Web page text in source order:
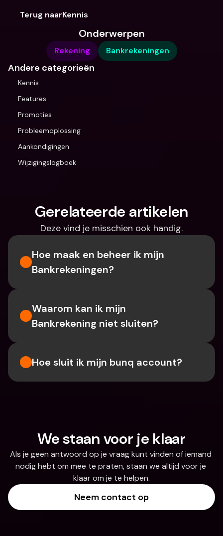
Terug naarKennis
Onderwerpen
Rekening Bankrekeningen
Andere categorieën
Kennis
Features
Promoties
Probleemoplossing
Aankondigingen
Wijzigingslogboek
Gerelateerde artikelen
Deze vind je misschien ook handig.
Hoe maak en beheer ik mijn
Bankrekeningen?
Waarom kan ik mijn
Bankrekening niet sluiten?
Hoe sluit ik mijn bunq account?
We staan voor je klaar
Als je geen antwoord op je vraag kunt vinden of iemand
nodig hebt om mee te praten, staan we altijd voor je
klaar om je te helpen.
Neem contact op